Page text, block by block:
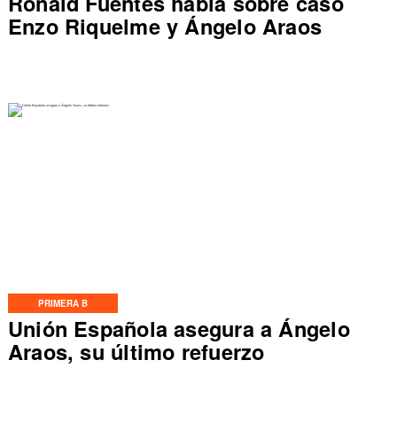
Enzo Riquelme y Ángelo Araos
PRIMERA B
Unión Española asegura a Ángelo
Araos, su último refuerzo